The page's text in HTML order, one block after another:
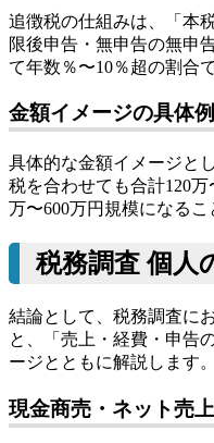
追徴税の仕組みは、「本
限後申告・無申告の無申
て年数％〜10％超の割合
金額イメージの具体
具体的な金額イメージと
税を合わせても合計120
万〜600万円規模になる
税務調査 個人
結論として、税務調査に
と、「売上・経費・申告
ージとともに解説します。
現金商売・ネット売